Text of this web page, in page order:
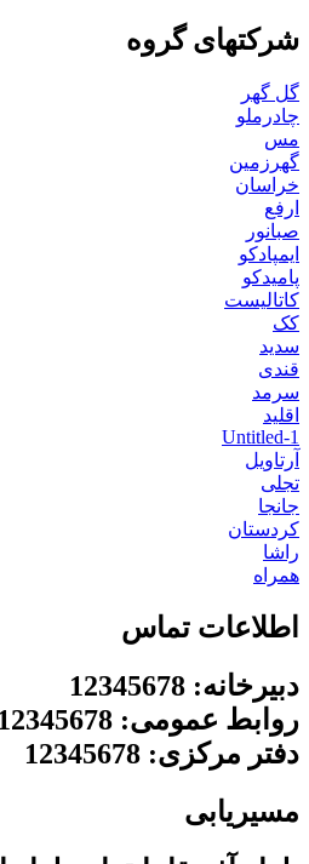
شرکتهای گروه
گل گهر
چادرملو
مس
گهرزمین
خراسان
ارفع
صبانور
ایمپادکو
پامیدکو
کاتالیست
کک
سدید
قندی
سرمد
اقلید
Untitled-1
آرتاویل
تجلی
جانجا
کردستان
راشا
همراه
اطلاعات تماس
دبیرخانه: 12345678
روابط عمومی: 12345678
دفتر مرکزی: 12345678
مسیریابی